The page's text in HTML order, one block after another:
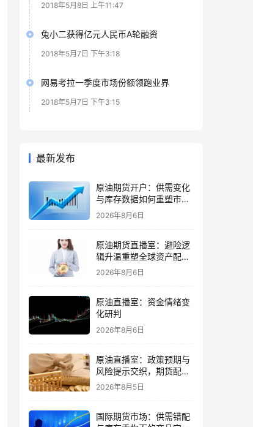
2018年5月8日 上午11:47
兔小二获得亿元人民币A轮融资
2018年5月7日 下午3:18
网易考拉一季度市场份额领跑业界
2018年5月7日 下午3:15
最新发布
原油期货开户：供需变化
与库存数据如何重塑市场
节奏
2026年8月6日
原油期货直播室：避险逻
辑升温重塑全球资产配置
主线格局
2026年8月6日
原油直播室：资金情绪变
化研判
2026年8月6日
原油直播室：政策预期与
风险提示交织，期货配置
需理性
2026年8月5日
国际期货市场：供需错配